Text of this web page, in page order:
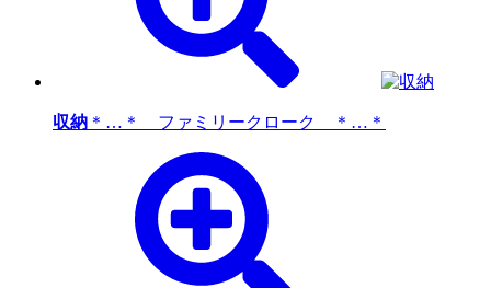
収納 ＊…＊ ファミリークローク ＊…＊